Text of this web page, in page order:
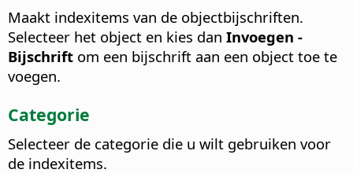
Maakt indexitems van de objectbijschriften.
Selecteer het object en kies dan Invoegen -
Bijschrift om een bijschrift aan een object toe te
voegen.
Categorie
Selecteer de categorie die u wilt gebruiken voor
de indexitems.